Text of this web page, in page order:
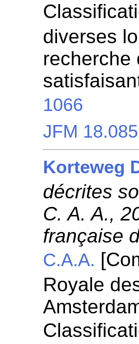
diverses
recherche
1066
JFM
Korteweg
décrites
C. A. A.,
française
C.A.A.
Royale